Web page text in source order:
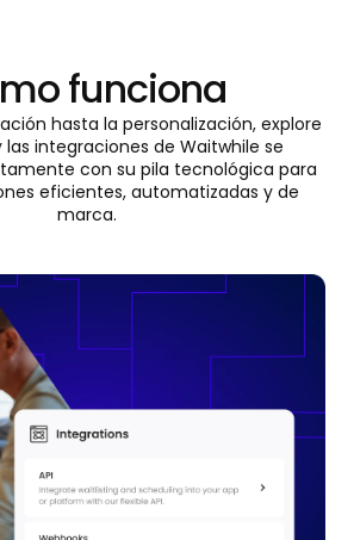
funciona
hasta la personalización, explore
las integraciones de Waitwhile se
con su pila tecnológica para
eficientes, automatizadas y de
marca.